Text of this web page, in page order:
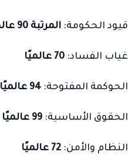
قيود الحكومة: المرتبة 90 عالميًا
غياب الفساد: 70 عالميًا
الحوكمة المفتوحة: 94 عالميًا
الحقوق الأساسية: 99 عالميًا
النظام والأمن: 72 عالميًا